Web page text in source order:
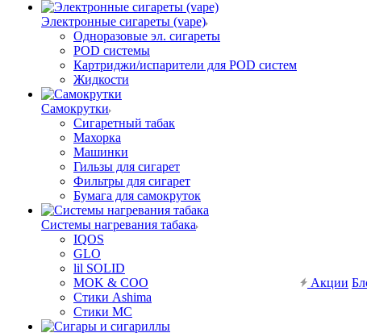
Электронные сигареты (vape)
Одноразовые эл. сигареты
POD системы
Картриджи/испарители для POD систем
Жидкости
Самокрутки
Сигаретный табак
Махорка
Машинки
Гильзы для сигарет
Фильтры для сигарет
Бумага для самокруток
Системы нагревания табака
IQOS
GLO
lil SOLID
MOK & COO
Стики Ashima
Стики MC
Акции